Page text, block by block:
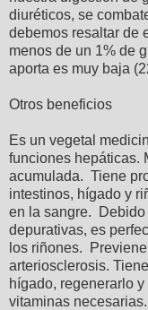
diuréticos, se
debemos resaltar de
menos de un 1% de
aporta es muy baja
Otros beneficios
Es un vegetal
funciones hepáticas.
acumulada. Tiene
intestinos, hígado y
en la sangre.
depurativas, es
los riñones.
arteriosclerosis.
hígado, regenerarlo
vitaminas necesarias.